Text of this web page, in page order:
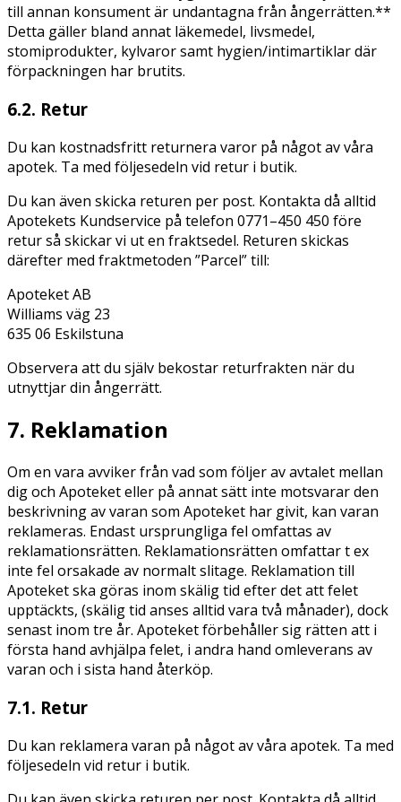
till annan konsument är undantagna från ångerrätten.**
Detta gäller bland annat läkemedel, livsmedel,
stomiprodukter, kylvaror samt hygien/intimartiklar där
förpackningen har brutits.
6.2. Retur
Du kan kostnadsfritt returnera varor på något av våra
apotek. Ta med följesedeln vid retur i butik.
Du kan även skicka returen per post. Kontakta då alltid
Apotekets Kundservice på telefon 0771–450 450 före
retur så skickar vi ut en fraktsedel. Returen skickas
därefter med fraktmetoden ”Parcel” till:
Apoteket AB
Williams väg 23
635 06 Eskilstuna
Observera att du själv bekostar returfrakten när du
utnyttjar din ångerrätt.
7. Reklamation
Om en vara avviker från vad som följer av avtalet mellan
dig och Apoteket eller på annat sätt inte motsvarar den
beskrivning av varan som Apoteket har givit, kan varan
reklameras. Endast ursprungliga fel omfattas av
reklamationsrätten. Reklamationsrätten omfattar t ex
inte fel orsakade av normalt slitage. Reklamation till
Apoteket ska göras inom skälig tid efter det att felet
upptäckts, (skälig tid anses alltid vara två månader), dock
senast inom tre år. Apoteket förbehåller sig rätten att i
första hand avhjälpa felet, i andra hand omleverans av
varan och i sista hand återköp.
7.1. Retur
Du kan reklamera varan på något av våra apotek. Ta med
följesedeln vid retur i butik.